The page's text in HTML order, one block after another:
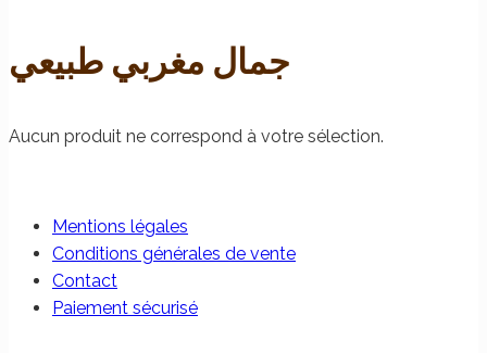
جمال مغربي طبيعي
Aucun produit ne correspond à votre sélection.
Mentions légales
Conditions générales de vente
Contact
Paiement sécurisé